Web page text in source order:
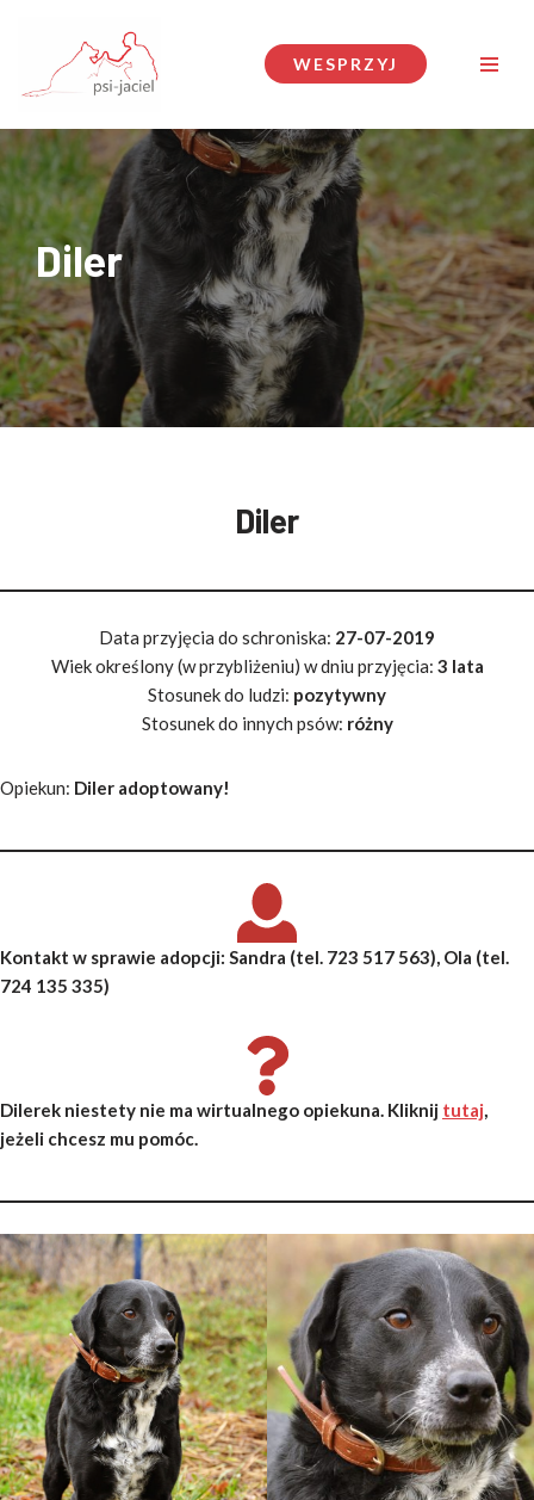
Przejdź
do
WESPRZYJ
Diler
Diler
Data przyjęcia do schroniska: 27-07-2019
Wiek określony (w przybliżeniu) w dniu przyjęcia: 3 lata
Stosunek do ludzi: pozytywny
Stosunek do innych psów: różny
Opiekun: Diler adoptowany!
Kontakt w sprawie adopcji: Sandra (tel. 723 517 563), Ola (tel.
724 135 335)
Dilerek niestety nie ma wirtualnego opiekuna. Kliknij tutaj,
jeżeli chcesz mu pomóc.